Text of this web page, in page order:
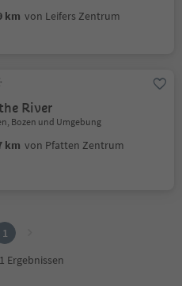
km von Leifers Zentrum
River
Bozen und Umgebung
km von Pfatten Zentrum
1
Ergebnissen